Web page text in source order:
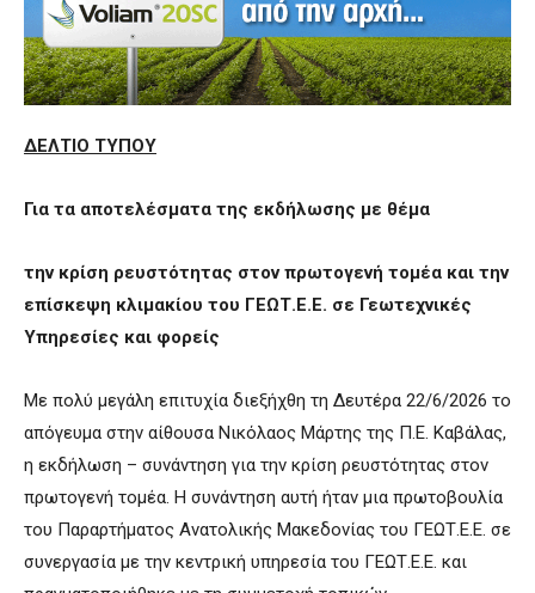
ΔΕΛΤΙΟ ΤΥΠΟΥ
Για τα αποτελέσματα της εκδήλωσης με θέμα
την κρίση ρευστότητας στον πρωτογενή τομέα και την
επίσκεψη κλιμακίου του ΓΕΩΤ.Ε.Ε. σε Γεωτεχνικές
Υπηρεσίες και φορείς
Με πολύ μεγάλη επιτυχία διεξήχθη τη Δευτέρα 22/6/2026 το
απόγευμα στην αίθουσα Νικόλαος Μάρτης της Π.Ε. Καβάλας,
η εκδήλωση – συνάντηση για την κρίση ρευστότητας στον
πρωτογενή τομέα. Η συνάντηση αυτή ήταν μια πρωτοβουλία
του Παραρτήματος Ανατολικής Μακεδονίας του ΓΕΩΤ.Ε.Ε. σε
συνεργασία με την κεντρική υπηρεσία του ΓΕΩΤ.Ε.Ε. και